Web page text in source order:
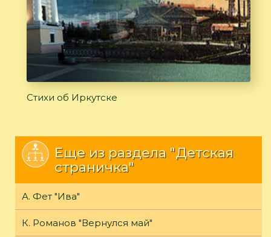
Стихи об Иркутске
Еще из раздела "Детская
страничка"
А. Фет "Ива"
К. Романов "Вернулся май"